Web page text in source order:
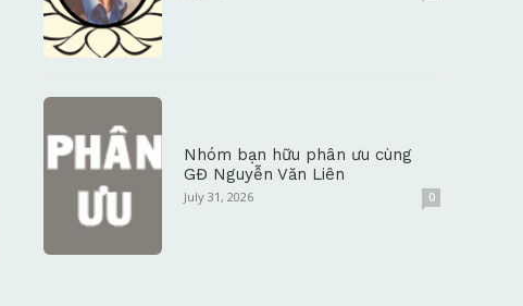
Nhóm bạn hữu phân ưu cùng
GĐ Nguyễn Văn Liên
July 31, 2026 0